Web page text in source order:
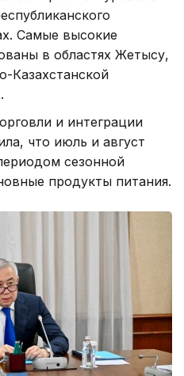
Самые высокие
в областях Жетысу,
Казахстанской
и интеграции
что июль и август
сезонной
продукты питания.